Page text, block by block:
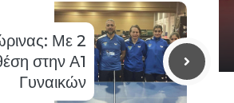
Με 2
στην Α1
Γυναικών